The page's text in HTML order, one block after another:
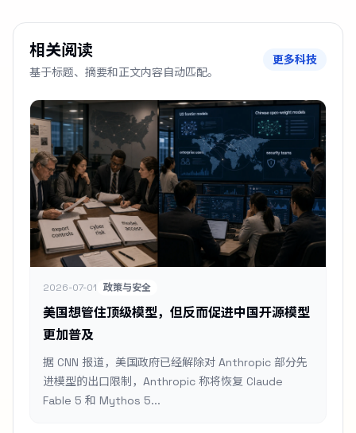
相关阅读
基于标题、摘要和正文内容自动匹配。
更多科技
2026-07-01 政策与安全
美国想管住顶级模型，但反而促进中国开源模型
更加普及
据 CNN 报道，美国政府已经解除对 Anthropic 部分先
进模型的出口限制，Anthropic 称将恢复 Claude
Fable 5 和 Mythos 5...